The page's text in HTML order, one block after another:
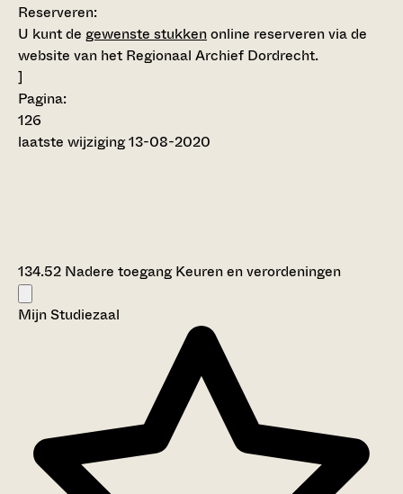
Reserveren:
U kunt de gewenste stukkenonline reserveren via de
website van het Regionaal Archief Dordrecht.
]
Pagina:
126
laatste wijziging 13-08-2020
134.52 Nadere toegang Keuren en verordeningen
Mijn Studiezaal